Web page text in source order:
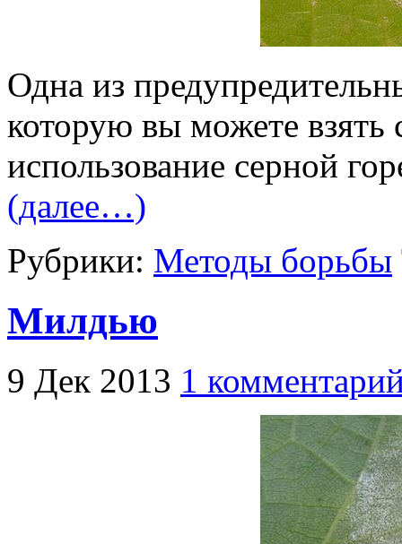
Одна из
которую вы можете взять
использование серной
(далее…)
Рубрики: Методы борьбы
Милдью
9 Дек 2013 1